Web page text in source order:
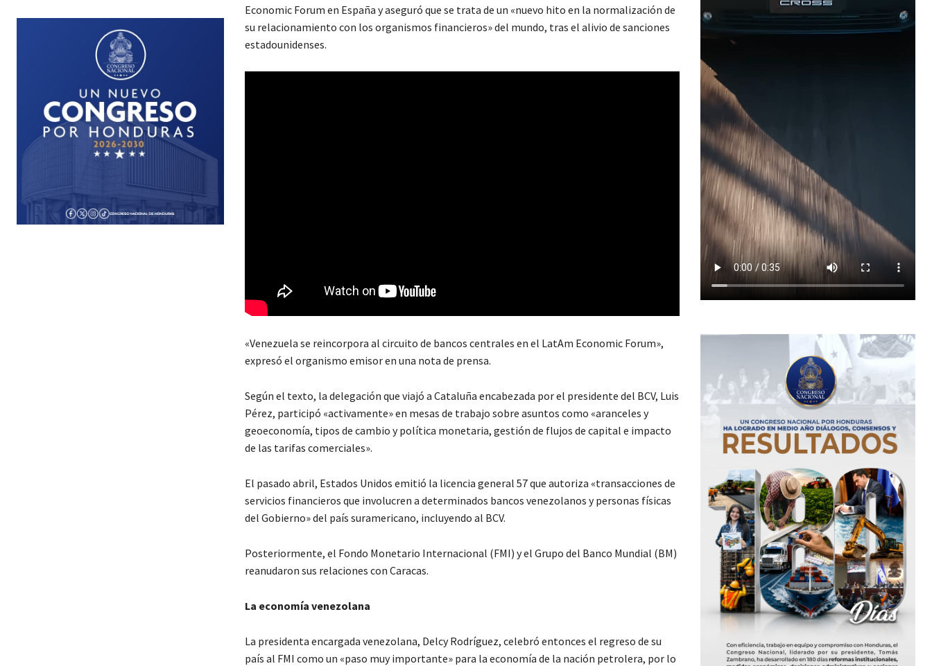
Economic Forum en España y aseguró que se trata de un «nuevo hito en la normalización de
su relacionamiento con los organismos financieros» del mundo, tras el alivio de sanciones
estadounidenses.
«Venezuela se reincorpora al circuito de bancos centrales en el LatAm Economic Forum»,
expresó el organismo emisor en una nota de prensa.
Según el texto, la delegación que viajó a Cataluña encabezada por el presidente del BCV, Luis
Pérez, participó «activamente» en mesas de trabajo sobre asuntos como «aranceles y
geoeconomía, tipos de cambio y política monetaria, gestión de flujos de capital e impacto
de las tarifas comerciales».
El pasado abril, Estados Unidos emitió la licencia general 57 que autoriza «transacciones de
servicios financieros que involucren a determinados bancos venezolanos y personas físicas
del Gobierno» del país suramericano, incluyendo al BCV.
Posteriormente, el Fondo Monetario Internacional (FMI) y el Grupo del Banco Mundial (BM)
reanudaron sus relaciones con Caracas.
La economía venezolana
La presidenta encargada venezolana, Delcy Rodríguez, celebró entonces el regreso de su
país al FMI como un «paso muy importante» para la economía de la nación petrolera, por lo